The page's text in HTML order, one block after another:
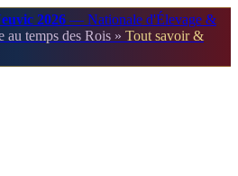
2026 — Nationale d'Élevage &
au temps des Rois » Tout savoir &